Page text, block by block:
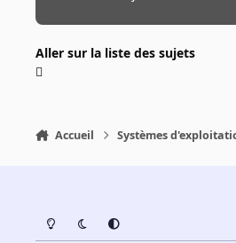
Aller sur la liste des sujets
Accueil Systèmes
Light ModeDark ModeSystem Preference